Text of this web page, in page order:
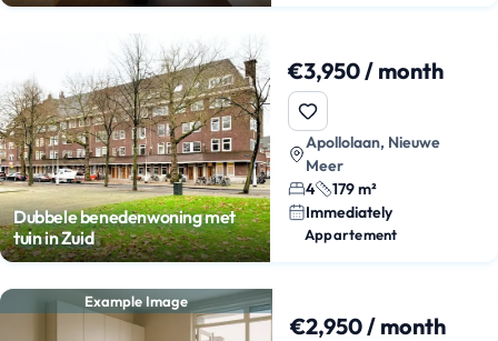
Dubbele benedenwoning met
tuin in Zuid
€3,950 / month
Apollolaan, Nieuwe
Meer
4
179 m²
Immediately
Appartement
Example Image
€2,950 / month